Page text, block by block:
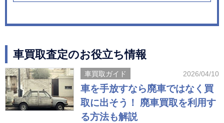
車買取査定のお役立ち情報
車買取ガイド 2026/04/10
車を手放すなら廃車ではなく買
取に出そう！ 廃車買取を利用す
る方法も解説